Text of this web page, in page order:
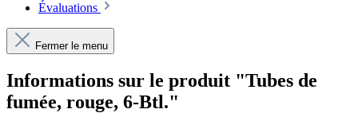
Évaluations
Fermer le menu
Informations sur le produit "Tubes de
fumée, rouge, 6-Btl."